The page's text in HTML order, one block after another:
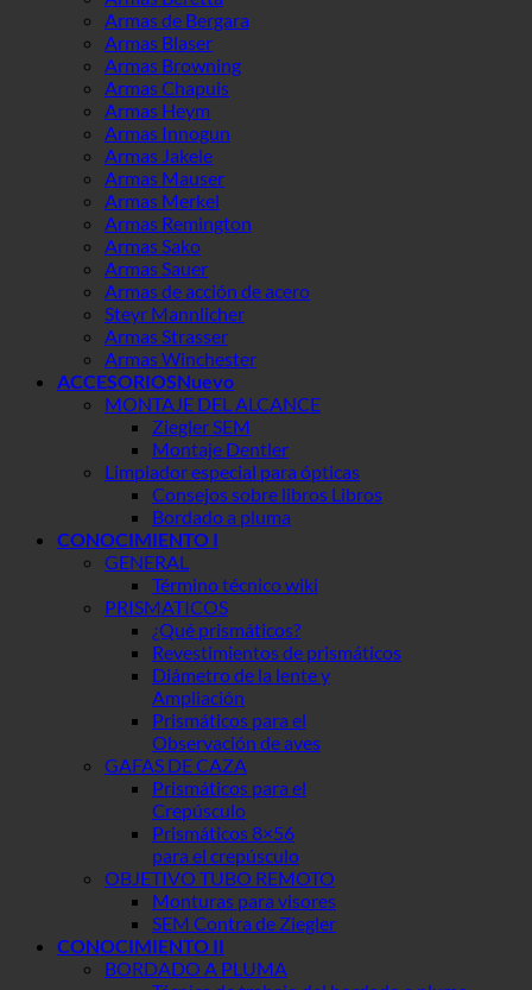
Armas de Bergara
Armas Blaser
Armas Browning
Armas Chapuis
Armas Heym
Armas Innogun
Armas Jakele
Armas Mauser
Armas Merkel
Armas Remington
Armas Sako
Armas Sauer
Armas de acción de acero
Steyr Mannlicher
Armas Strasser
Armas Winchester
ACCESORIOS
MONTAJE DEL ALCANCE
Ziegler SEM
Montaje Dentler
Limpiador especial para ópticas
Consejos sobre libros Libros
Bordado a pluma
CONOCIMIENTO I
GENERAL
Término técnico wiki
PRISMATICOS
¿Qué prismáticos?
Revestimientos de prismáticos
Diámetro de la lente y
Ampliación
Prismáticos para el
Observación de aves
GAFAS DE CAZA
Prismáticos para el
Crepúsculo
Prismáticos 8×56
para el crepúsculo
OBJETIVO TUBO REMOTO
Monturas para visores
SEM Contra de Ziegler
CONOCIMIENTO II
BORDADO A PLUMA